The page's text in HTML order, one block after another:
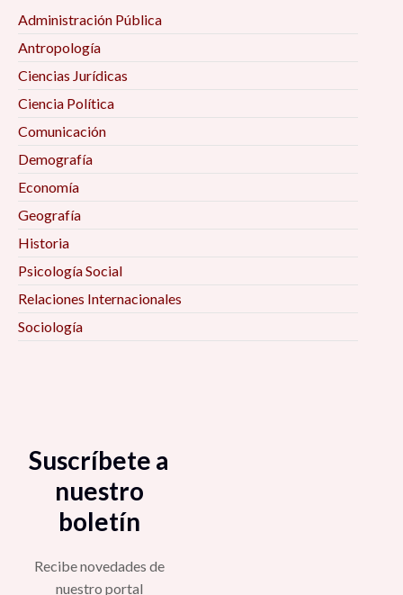
Administración Pública
Antropología
Ciencias Jurídicas
Ciencia Política
Comunicación
Demografía
Economía
Geografía
Historia
Psicología Social
Relaciones Internacionales
Sociología
Suscríbete a
nuestro
boletín
Recibe novedades de
nuestro portal